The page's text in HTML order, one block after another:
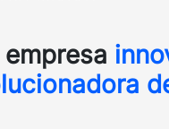
empresa